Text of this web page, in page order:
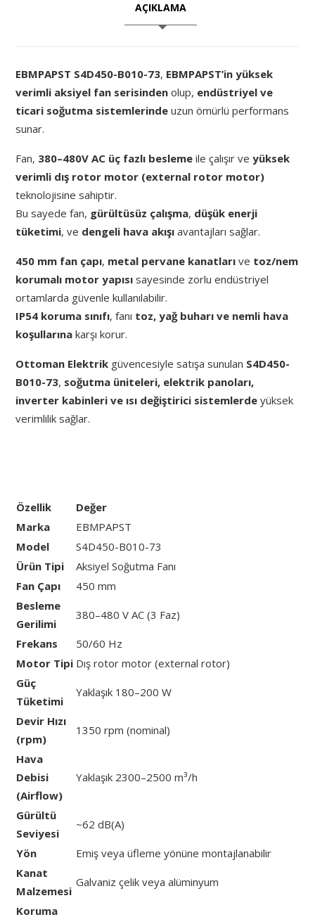
AÇIKLAMA
EBMPAPST S4D450-B010-73, EBMPAPST’in yüksek
verimli aksiyel fan serisinden olup, endüstriyel ve
ticari soğutma sistemlerinde uzun ömürlü performans
sunar.
Fan, 380–480V AC üç fazlı besleme ile çalışır veyüksek
verimli dış rotor motor (external rotor motor)
teknolojisine sahiptir.
Bu sayede fan, gürültüsüz çalışma, düşük enerji
tüketimi, ve dengeli hava akışı avantajları sağlar.
450 mm fan çapı, metal pervane kanatları ve toz/nem
korumalı motor yapısı sayesinde zorlu endüstriyel
ortamlarda güvenle kullanılabilir.
IP54 koruma sınıfı, fanı toz, yağ buharı ve nemli hava
koşullarına karşı korur.
Ottoman Elektrik güvencesiyle satışa sunulan S4D450-
B010-73, soğutma üniteleri, elektrik panoları,
inverter kabinleri ve ısı değiştirici sistemlerde yüksek
verimlilik sağlar.
Özellik
Değer
Marka
EBMPAPST
Model
S4D450-B010-73
Ürün Tipi
Aksiyel Soğutma Fanı
Fan Çapı
450 mm
Besleme
Gerilimi
380–480 V AC (3 Faz)
Frekans
50/60 Hz
Motor Tipi Dış rotor motor (external rotor)
Güç
Tüketimi
Yaklaşık 180–200 W
Devir Hızı
(rpm)
1350 rpm (nominal)
Hava
Debisi
(Airflow)
Yaklaşık 2300–2500 m³/h
Gürültü
Seviyesi
~62 dB(A)
Yön
Emiş veya üfleme yönüne montajlanabilir
Kanat
Malzemesi
Galvaniz çelik veya alüminyum
Koruma